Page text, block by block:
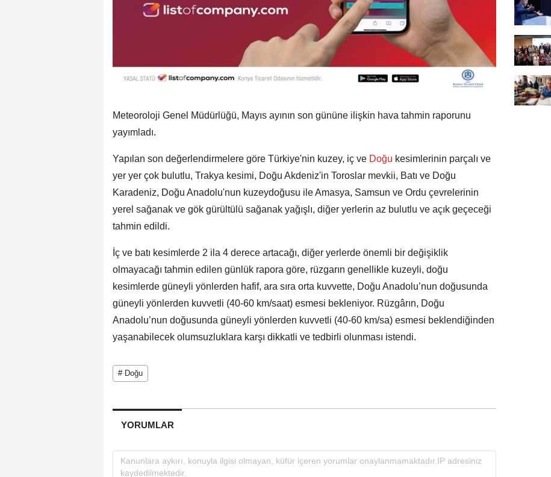
Meteoroloji Genel Müdürlüğü, Mayıs ayının son gününe ilişkin hava tahmin raporunu
yayımladı.
Yapılan son değerlendirmelere göre Türkiye'nin kuzey, iç ve Doğu kesimlerinin parçalı ve
yer yer çok bulutlu, Trakya kesimi, Doğu Akdeniz'in Toroslar mevkii, Batı ve Doğu
Karadeniz, Doğu Anadolu'nun kuzeydoğusu ile Amasya, Samsun ve Ordu çevrelerinin
yerel sağanak ve gök gürültülü sağanak yağışlı, diğer yerlerin az bulutlu ve açık geçeceği
tahmin edildi.
İç ve batı kesimlerde 2 ila 4 derece artacağı, diğer yerlerde önemli bir değişiklik
olmayacağı tahmin edilen günlük rapora göre, rüzgarın genellikle kuzeyli, doğu
kesimlerde güneyli yönlerden hafif, ara sıra orta kuvvette, Doğu Anadolu’nun doğusunda
güneyli yönlerden kuvvetli (40-60 km/saat) esmesi bekleniyor. Rüzgârın, Doğu
Anadolu’nun doğusunda güneyli yönlerden kuvvetli (40-60 km/sa) esmesi beklendiğinden
yaşanabilecek olumsuzluklara karşı dikkatli ve tedbirli olunması istendi.
# Doğu
YORUMLAR